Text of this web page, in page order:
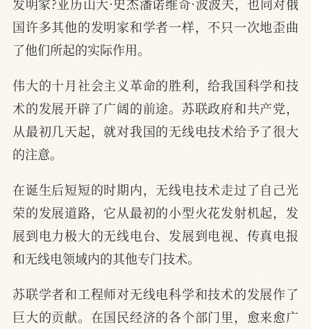
国许多其他的发明家和学者一样，不只一次地歪曲
了他们所起的实际作用。
伟大的十月社会主义革命的胜利，给我国科学和技
术的发展开辟了广阔的前途。苏联政府和共产党，
从最初几天起，就对我国的无线电技术给予了很大
的注意。
在诞生后短短的时期内，无线电技术走过了自己光
荣的发展道路，它从最初的小型火花发射机起，发
展到电力极大的无线电台、发展到电视、传真电报
和无线电领域内的其他专门技术。
苏联学者和工程师对无线电科学和技术的发展作了
巨大的贡献。在国民经济的各个部门里，愈来愈广